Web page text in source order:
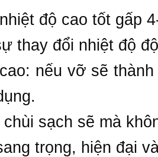
độ cao tốt gấp
thay đổi nhiệt độ
nếu vỡ sẽ thành
sạch sẽ mà
trọng, hiện đại